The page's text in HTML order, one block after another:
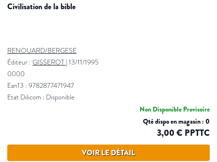
civilisation de la bible
RENOUARD/BERGESE
Éditeur : GISSEROT | 13/11/1995
0000
Ean13 : 9782877471947
Etat Dilicom : Disponible
Non Disponible Provisoire
Qté dispo en magasin : 0
3,00 € PPTTC
VOIR LE DÉTAIL